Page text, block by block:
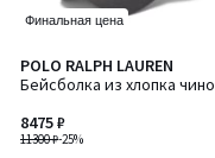
Финальная цена
POLO RALPH LAUREN
Бейсболка из хлопка чино
11300 ₽-25%
8475 ₽
4,7
/ 5
Количество
цветов:
2